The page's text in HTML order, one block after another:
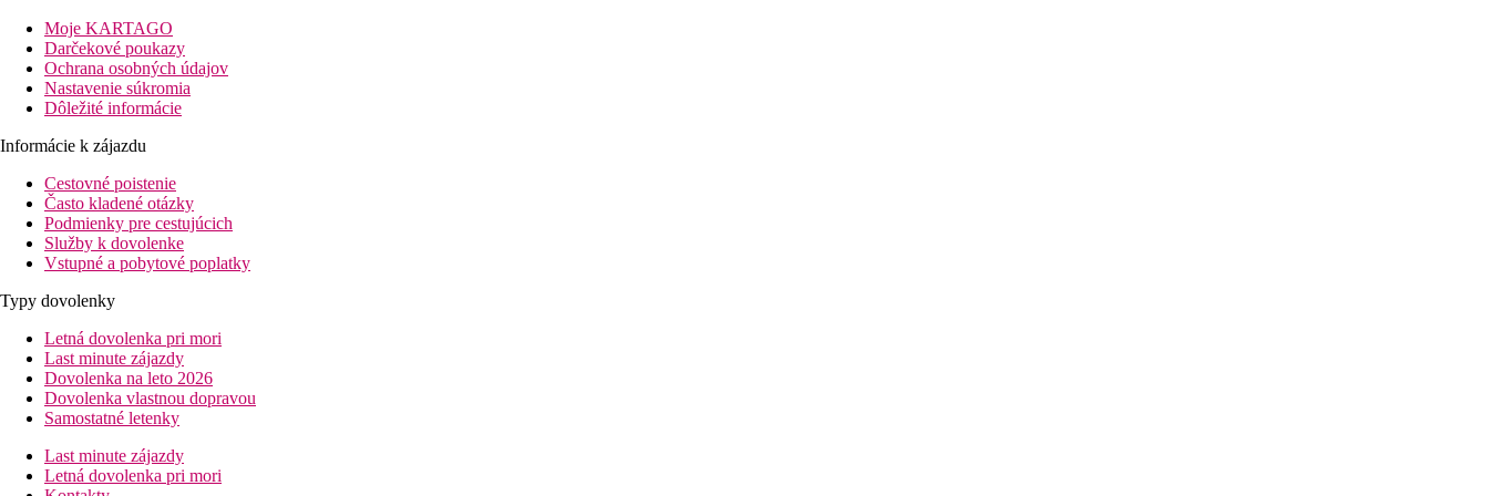
pláže: 600 m
letisko: 18 km
centrá: 600 m
nákupných možností: 600 m
Popis izby
Dvojlôžková izba
centrálna klimatizácia
telefón
TV so satelitným príjmom
Wi-Fi (zdarma)
minibar
vlastné sociálne zariadenie (kúpeľňa, sušič vlasov, WC)
Popis hotela
vstupná hala s recepciou
hlavná reštaurácia
bar pri bazéne
Wi-Fi v lobby zadarmo
2 vonkajšie bazény (ležadlá a slnečníky zadarmo)
Moje KARTAGO
Darčekové poukazy
Ochrana osobných údajov
Nastavenie súkromia
Dôležité informácie
Informácie k zájazdu
Cestovné poistenie
Často kladené otázky
Podmienky pre cestujúcich
Služby k dovolenke
Vstupné a pobytové poplatky
Typy dovolenky
Letná dovolenka pri mori
Last minute zájazdy
Dovolenka na leto 2026
Dovolenka vlastnou dopravou
Samostatné letenky
Last minute zájazdy
Letná dovolenka pri mori